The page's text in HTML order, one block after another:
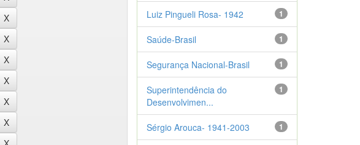
1
Luiz Pingueli Rosa- 1942
1
Saúde-Brasil
1
Segurança Nacional-Brasil
1
Superintendência do
Desenvolvimen...
1
Sérgio Arouca- 1941-2003